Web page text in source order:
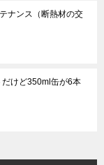
ナンス（断熱材の交
けど350ml缶が6本